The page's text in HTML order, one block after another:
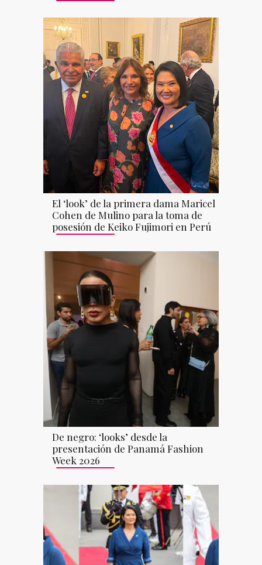
El ‘look’ de la primera dama Maricel
Cohen de Mulino para la toma de
posesión de Keiko Fujimori en Perú
De negro: ‘looks’ desde la
presentación de Panamá Fashion
Week 2026